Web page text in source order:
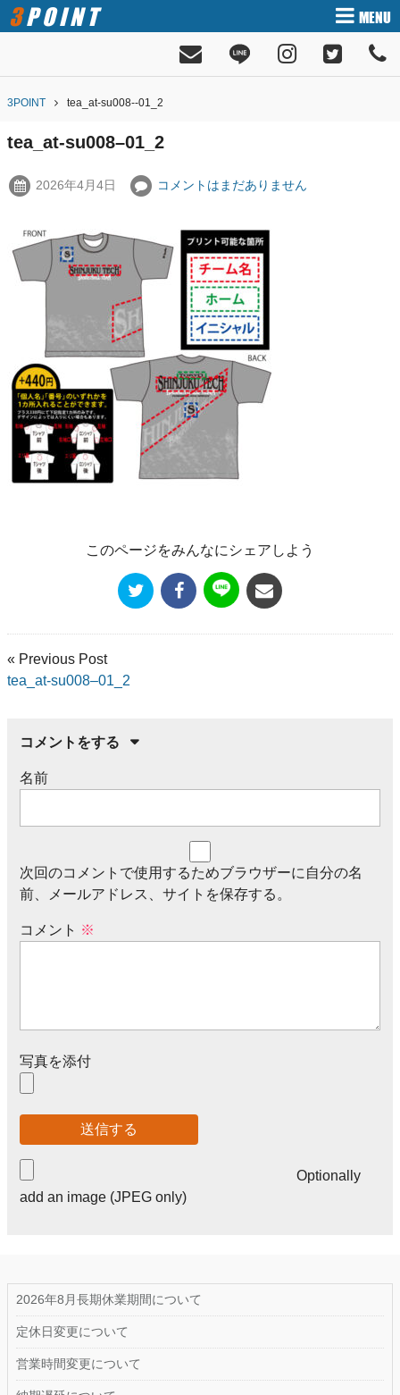
3POINT MENU
3POINT tea_at-su008--01_2
tea_at-su008–01_2
2026年4月4日 コメントはまだありません
このページをみんなにシェアしよう
« Previous Post
tea_at-su008–01_2
コメントをする
名前
次回のコメントで使用するためブラウザーに自分の名
前、メールアドレス、サイトを保存する。
コメント ※
写真を添付
Optionally
add an image (JPEG only)
2026年8月長期休業期間について
定休日変更について
営業時間変更について